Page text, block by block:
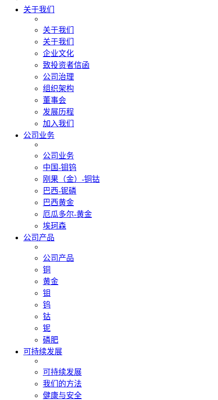
关于我们
关于我们
关于我们
企业文化
致投资者信函
公司治理
组织架构
董事会
发展历程
加入我们
公司业务
公司业务
中国-钼钨
刚果（金）-铜钴
巴西-铌磷
巴西黄金
厄瓜多尔-黄金
埃珂森
公司产品
公司产品
铜
黄金
钼
钨
钴
铌
磷肥
可持续发展
可持续发展
我们的方法
健康与安全